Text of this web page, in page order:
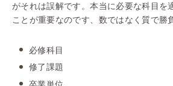
がそれは誤解です。本当に必要な科目を
ことが重要なのです、数ではなく質で勝
必修科目
修了課題